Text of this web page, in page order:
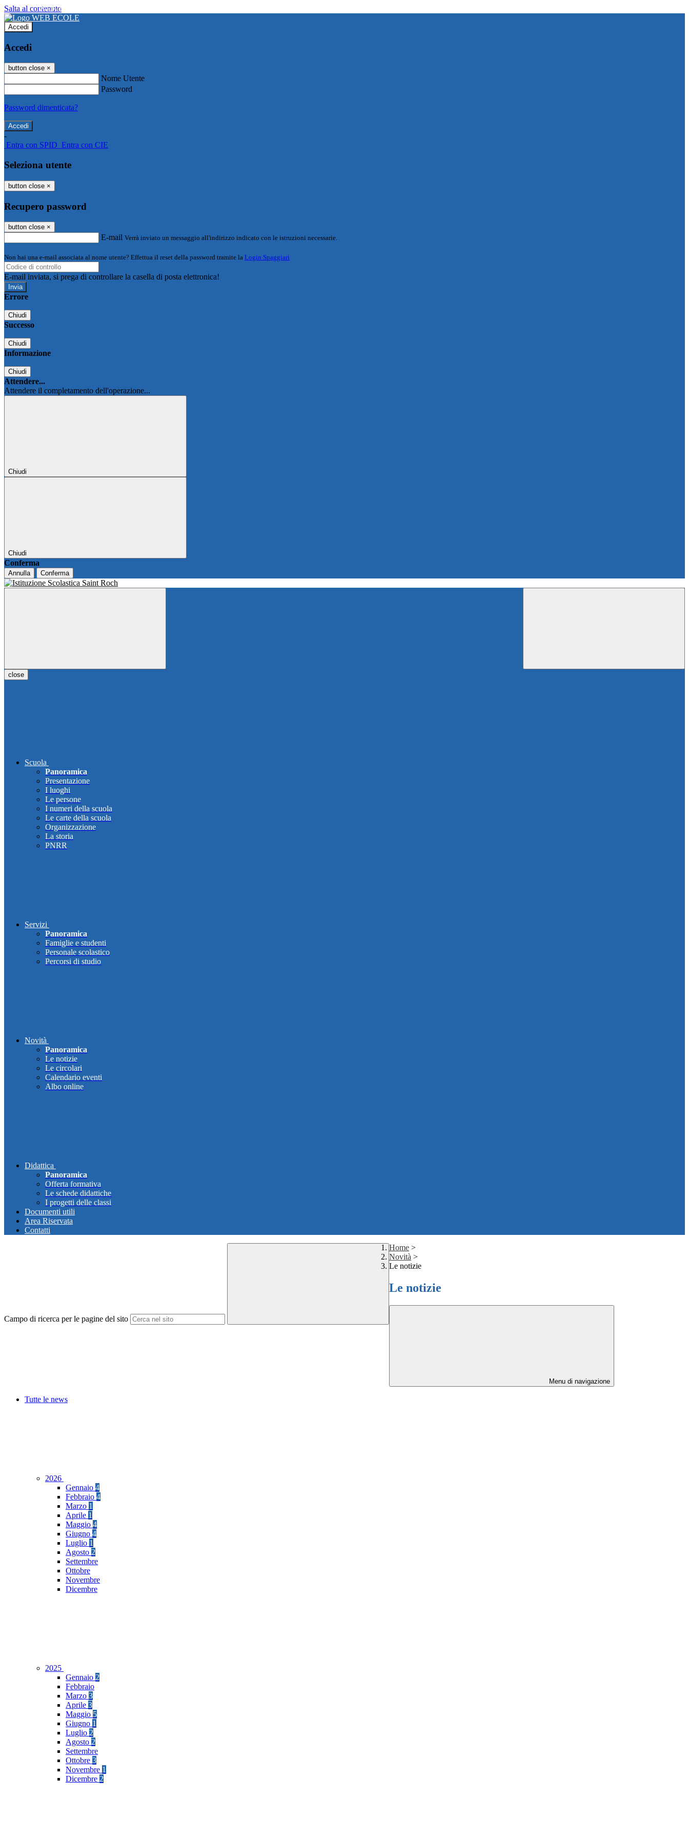
Salta al contenuto
WEB ECOLE
Accedi
Accedi
button close ×
Nome Utente
Password
Password dimenticata?
-
Entra con SPID Entra con CIE
Seleziona utente
button close ×
Recupero password
button close ×
E-mail Verrà inviato un messaggio all'indirizzo indicato con le istruzioni necessarie.
Non hai una e-mail associata al nome utente? Effettua il reset della password tramite la Login Spaggiari
E-mail inviata, si prega di controllare la casella di posta elettronica!
Errore
Chiudi
Successo
Chiudi
Informazione
Chiudi
Attendere...
Attendere il completamento dell'operazione...
Chiudi
Chiudi
Conferma
Annulla Conferma
close
Scuola
Panoramica
Presentazione
I luoghi
Le persone
I numeri della scuola
Le carte della scuola
Organizzazione
La storia
PNRR
Servizi
Panoramica
Famiglie e studenti
Personale scolastico
Percorsi di studio
Novità
Panoramica
Le notizie
Le circolari
Calendario eventi
Albo online
Didattica
Panoramica
Offerta formativa
Le schede didattiche
I progetti delle classi
Documenti utili
Area Riservata
Contatti
Campo di ricerca per le pagine del sito
Home >
Novità >
Le notizie
Le notizie
Menu di navigazione
Tutte le news
2026
Gennaio 4
Febbraio 4
Marzo 1
Aprile 1
Maggio 4
Giugno 4
Luglio 1
Agosto 2
Settembre
Ottobre
Novembre
Dicembre
2025
Gennaio 2
Febbraio
Marzo 3
Aprile 3
Maggio 5
Giugno 1
Luglio 2
Agosto 2
Settembre
Ottobre 3
Novembre 1
Dicembre 2